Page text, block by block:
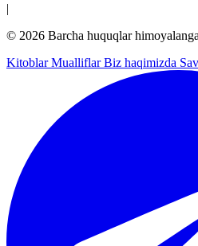
|
© 2026 Barcha huquqlar
KitoblarMualliflarBiz haqimizda